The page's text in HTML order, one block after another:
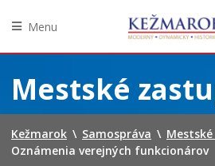
obsah
Menu
Mestské
Kežmarok \ Samospráva \
Oznámenia verejných funkcionárov